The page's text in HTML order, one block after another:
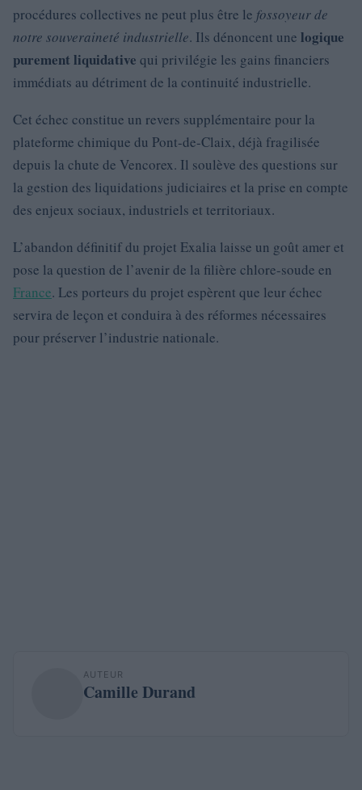
procédures collectives ne peut plus être le fossoyeur de
notre souveraineté industrielle. Ils dénoncent une logique
purement liquidative qui privilégie les gains financiers
immédiats au détriment de la continuité industrielle.
Cet échec constitue un revers supplémentaire pour la
plateforme chimique du Pont-de-Claix, déjà fragilisée
depuis la chute de Vencorex. Il soulève des questions sur
la gestion des liquidations judiciaires et la prise en compte
des enjeux sociaux, industriels et territoriaux.
L’abandon définitif du projet Exalia laisse un goût amer et
pose la question de l’avenir de la filière chlore-soude en
France. Les porteurs du projet espèrent que leur échec
servira de leçon et conduira à des réformes nécessaires
pour préserver l’industrie nationale.
AUTEUR
Camille Durand